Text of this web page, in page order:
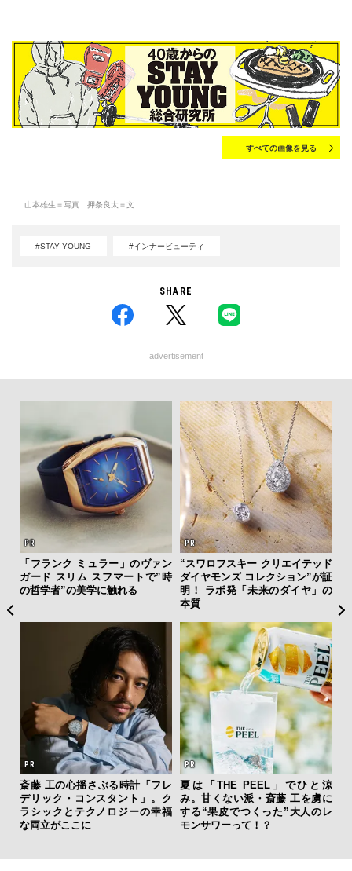
すべての画像を見る
山本雄生＝写真 押条良太＝文
#STAY YOUNG #インナービューティ
SHARE
advertisement
「フランク ミュラー」のヴァン
ガード スリム スフマートで”時
の哲学者”の美学に触れる
“スワロフスキー クリエイテッド
ダイヤモンズ コレクション”が証
明！ ラボ発「未来のダイヤ」の
本質
斎藤 工の心揺さぶる時計「フレ
デリック・コンスタント」。ク
ラシックとテクノロジーの幸福
な両立がここに
夏は「THE PEEL」でひと涼
み。甘くない派・斎藤 工を虜に
する“果皮でつくった”大人のレ
モンサワーって！？